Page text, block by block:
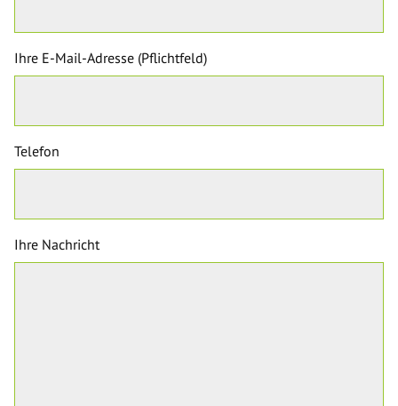
Ihre E-Mail-Adresse (Pflichtfeld)
Telefon
Ihre Nachricht